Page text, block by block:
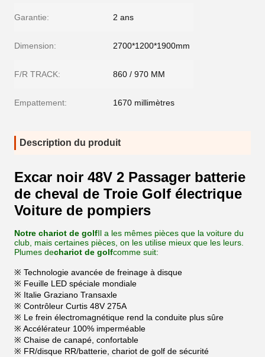
Garantie: 2 ans
Dimension: 2700*1200*1900mm
F/R TRACK: 860 / 970 MM
Empattement: 1670 millimètres
Description du produit
Excar noir 48V 2 Passager batterie
de cheval de Troie Golf électrique
Voiture de pompiers
Notre chariot de golfIl a les mêmes pièces que la voiture du
club, mais certaines pièces, on les utilise mieux que les leurs.
Plumes dechariot de golfcomme suit:
※ Technologie avancée de freinage à disque
※ Feuille LED spéciale mondiale
※ Italie Graziano Transaxle
※ Contrôleur Curtis 48V 275A
※ Le frein électromagnétique rend la conduite plus sûre
※ Accélérateur 100% imperméable
※ Chaise de canapé, confortable
※ FR/disque RR/batterie, chariot de golf de sécurité